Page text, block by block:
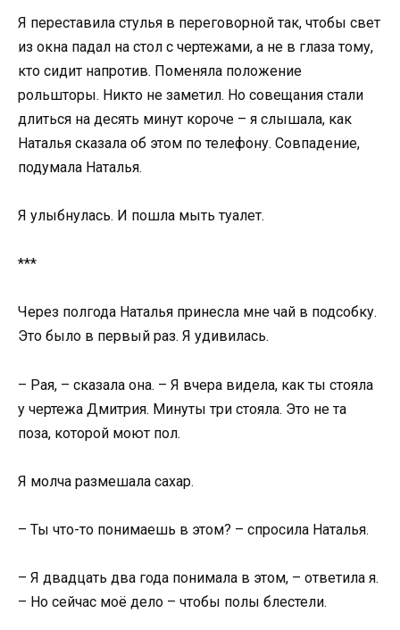
Я переставила стулья в переговорной так, чтобы свет
из окна падал на стол с чертежами, а не в глаза тому,
кто сидит напротив. Поменяла положение
рольшторы. Никто не заметил. Но совещания стали
длиться на десять минут короче – я слышала, как
Наталья сказала об этом по телефону. Совпадение,
подумала Наталья.
Я улыбнулась. И пошла мыть туалет.
***
Через полгода Наталья принесла мне чай в подсобку.
Это было в первый раз. Я удивилась.
– Рая, – сказала она. – Я вчера видела, как ты стояла
у чертежа Дмитрия. Минуты три стояла. Это не та
поза, которой моют пол.
Я молча размешала сахар.
– Ты что-то понимаешь в этом? – спросила Наталья.
– Я двадцать два года понимала в этом, – ответила я.
– Но сейчас моё дело – чтобы полы блестели.